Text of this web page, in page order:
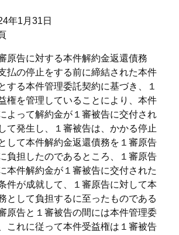
年1月31日
原告に対する本件解約金返還債務
払の停止をする前に締結された本件
する本件管理委託契約に基づき、１
権を管理していることにより、本件
よって解約金が１審被告に交付され
て発生し、１審被告は、かかる停止
して本件解約金返還債務を１審原告
負担したのであるところ、１審原告
本件解約金が１審被告に交付された
件が成就して、１審原告に対して本
として負担するに至ったものである
原告と１審被告の間には本件管理委
これに従って本件受益権は１審被告